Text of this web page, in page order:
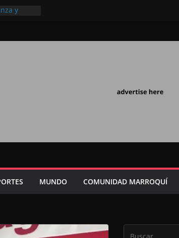
y
MUNDO COMUNIDAD MARROQUÍ